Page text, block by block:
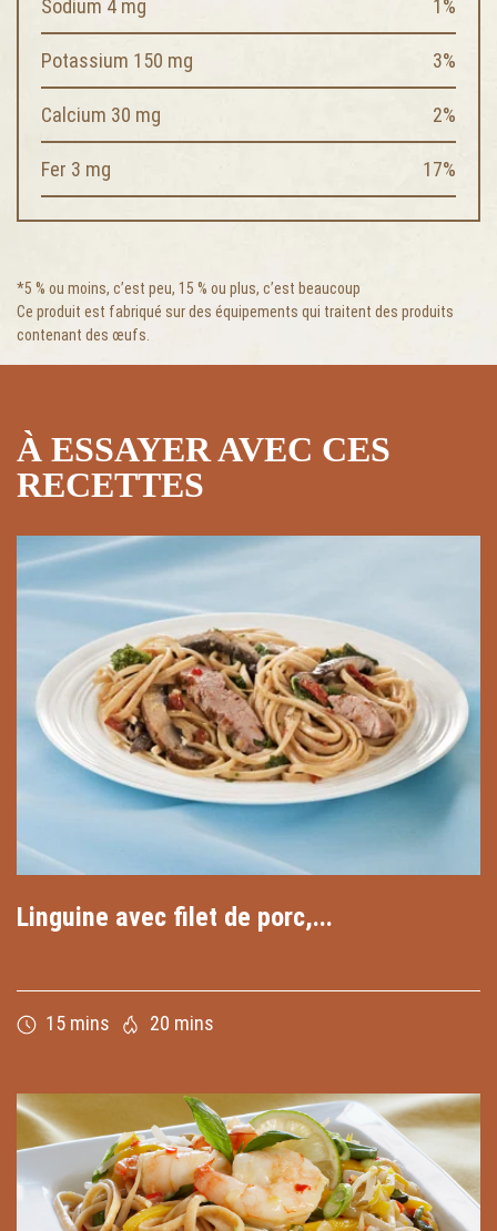
Sodium 4 mg 1%
Potassium 150 mg 3%
Calcium 30 mg 2%
Fer 3 mg 17%
*5 % ou moins, c’est peu, 15 % ou plus, c’est beaucoup
Ce produit est fabriqué sur des équipements qui traitent des produits
contenant des œufs.
À ESSAYER AVEC CES
RECETTES
Linguine avec filet de porc,...
15 mins 20 mins